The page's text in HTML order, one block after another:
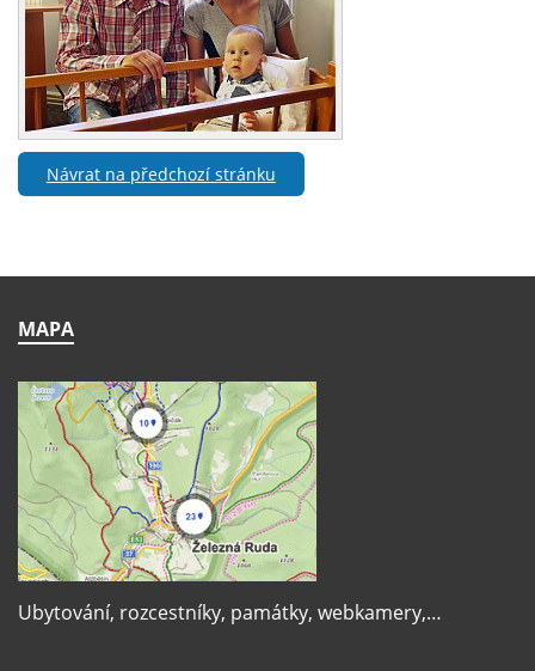
Návrat na předchozí stránku
MAPA
Ubytování, rozcestníky, památky, webkamery,…